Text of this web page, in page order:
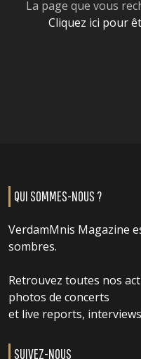
La page que vous
Cliquez ici pour
QUI SOMMES-NOUS ?
VerdamMnis Magazine
sombres.
Retrouvez toutes nos
photos de concerts
et live reports,
SUIVEZ-NOUS